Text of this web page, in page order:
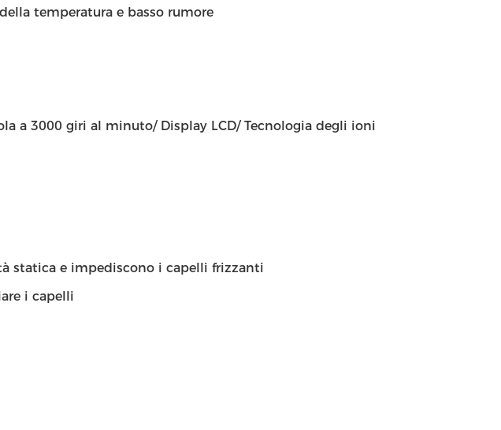
temperatura e basso rumore
a 3000 giri al minuto/ Display LCD/ Tecnologia degli ioni
statica e impediscono i capelli frizzanti
i capelli